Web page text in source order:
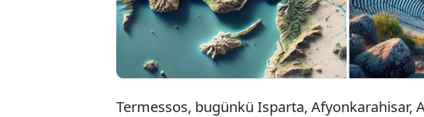
Termessos, bugünkü Isparta, Afyonkarahisar,